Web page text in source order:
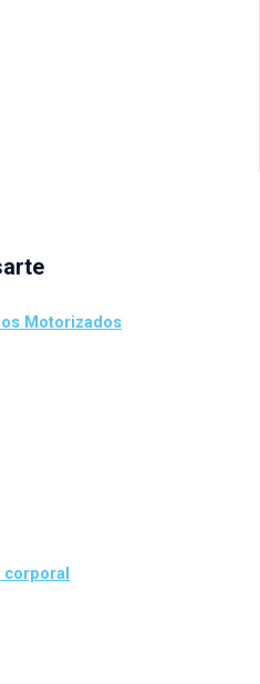
Motorizados
corporal